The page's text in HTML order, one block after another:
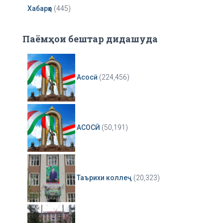
Хабарҳо (445)
Паёмҳои бештар дидашуда
Асосӣ (224,456)
АСОСӢ (50,191)
Таърихи коллеҷ (20,323)